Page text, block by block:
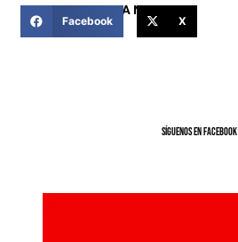
COMPARTIR ESTA NOTICIA
Facebook X
SíGUENOS EN FACEBOOK